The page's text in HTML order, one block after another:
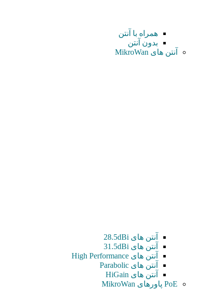
همراه با آنتن
بدون آنتن
آنتن های MikroWan
آنتن های 28.5dBi
آنتن های 31.5dBi
آنتن های High Performance
آنتن های Parabolic
آنتن های HiGain
PoE پاورهای MikroWan